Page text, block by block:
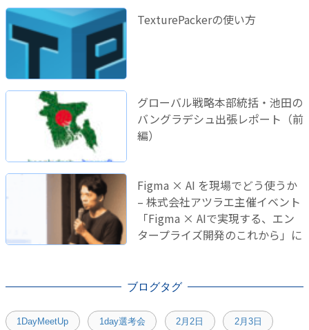
TexturePackerの使い方
グローバル戦略本部統括・池田の
バングラデシュ出張レポート（前
編）
Figma × AI を現場でどう使うか
– 株式会社アツラエ主催イベント
「Figma × AIで実現する、エン
タープライズ開発のこれから」に
ブログタグ
1DayMeetUp 1day選考会 2月2日 2月3日